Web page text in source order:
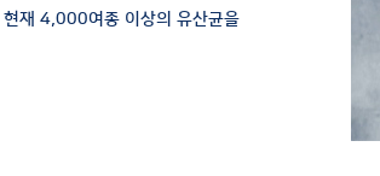
현재 4,000여종 이상의 유산균을